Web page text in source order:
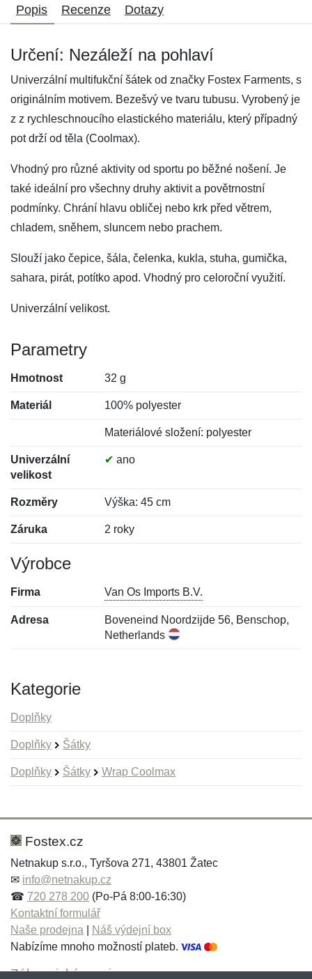
Popis Recenze Dotazy
Určení: Nezáleží na pohlaví
Univerzální multifukční šátek od značky Fostex Farments, s
originálním motivem. Bezešvý ve tvaru tubusu. Vyrobený je
z z rychleschnoucího elastického materiálu, který případný
pot drží od těla (Coolmax).
Vhodný pro různé aktivity od sportu po běžné nošení. Je
také ideální pro všechny druhy aktivit a povětrnostní
podmínky. Chrání hlavu obličej nebo krk před větrem,
chladem, sněhem, sluncem nebo prachem.
Slouží jako čepice, šála, čelenka, kukla, stuha, gumička,
sahara, pirát, potítko apod. Vhodný pro celoroční využití.
Univerzální velikost.
Parametry
Hmotnost 32 g
Materiál 100% polyester
Materiálové složení: polyester
Univerzální
velikost
✔ ano
Rozměry Výška: 45 cm
Záruka 2 roky
Výrobce
Firma Van Os Imports B.V.
Adresa
Boveneind Noordzijde 56, Benschop,
Netherlands
Kategorie
Doplňky
Doplňky Šátky
Doplňky Šátky Wrap Coolmax
Hodnocení:
Jméno: *
Jméno:
E-mail:*
Fostex.cz
Netnakup s.r.o., Tyršova 271, 43801 Žatec
✉ info@netnakup.cz
☎ 720 278 200 (Po-Pá 8:00-16:30)
Kontaktní formulář
Naše prodejna
Náš výdejní box
Nabízíme mnoho možností plateb.
Zákaznický servis